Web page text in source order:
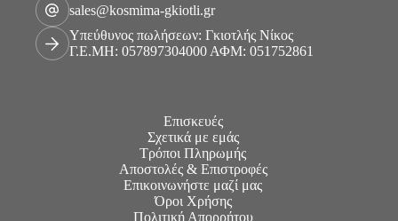
sales@kosmima-gkiotli.gr
Υπεύθυνος πωλήσεων: Γκιοτλής Νίκος
Γ.Ε.ΜΗ: 057897304000 ΑΦΜ: 051752861
Επισκευές
Σχετικά με εμάς
Τρόποι Πληρωμής
Αποστολές & Επιστροφές
Επικοινωνήστε μαζί μας
Όροι Χρήσης
Πολιτική Απορρήτου